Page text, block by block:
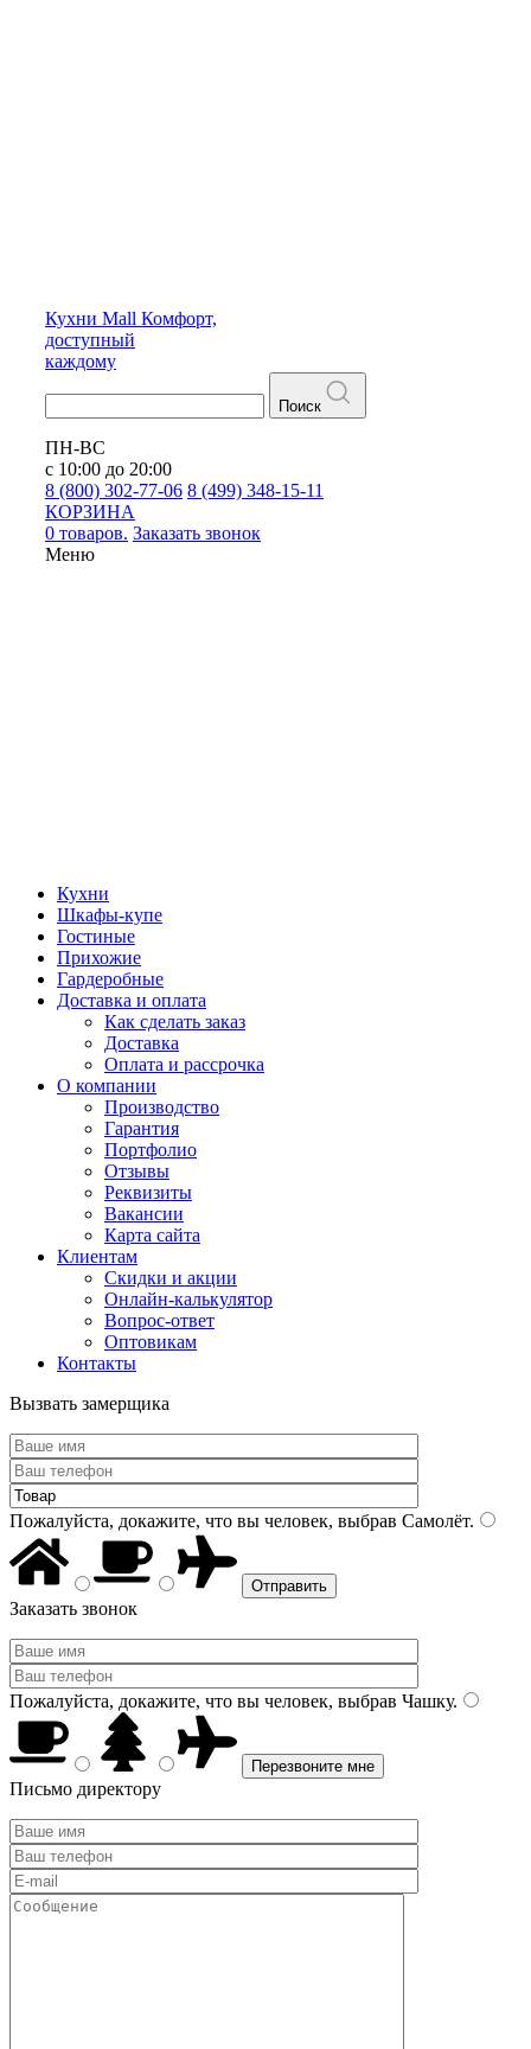
Кухни Mall Комфорт,
доступный
каждому
Поиск
ПН-ВС
с 10:00 до 20:00
8 (800) 302-77-06 8 (499) 348-15-11
КОРЗИНА
0 товаров. Заказать звонок
Меню
Кухни
Шкафы-купе
Гостиные
Прихожие
Гардеробные
Доставка и оплата
Как сделать заказ
Доставка
Оплата и рассрочка
О компании
Производство
Гарантия
Портфолио
Отзывы
Реквизиты
Вакансии
Карта сайта
Клиентам
Скидки и акции
Онлайн-калькулятор
Вопрос-ответ
Оптовикам
Контакты
Вызвать замерщика
Пожалуйста, докажите, что вы человек, выбрав Самолёт.
Заказать звонок
Пожалуйста, докажите, что вы человек, выбрав Чашку.
Письмо директору